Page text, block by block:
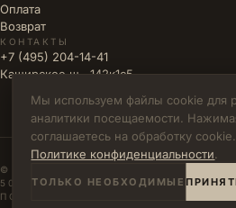
Оплата
Возврат
КОНТАКТЫ
+7 (495) 204-14-41
Каширское ш., 142к1с5
© 2026 КУПИ ПЛИТКУ · ИП
502771785894
ПОЛИТИКА КОНФИДЕНЦИАЛЬНОСТИ
Мы используем файлы cookie для
аналитики посещаемости.
соглашаетесь на обработку
Политике конфиденциальности.
ТОЛЬКО НЕОБХОДИМЫЕ